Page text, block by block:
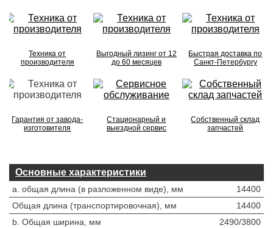
Техника от
производителя
Выгодный лизинг от 12
до 60 месяцев
Быстрая доставка по
Санкт-Петербургу
Гарантия от завода-
изготовителя
Стационарный и
выездной сервис
Собственный склад
запчастей
Основные характеристики
a. общая длина (в разложенном виде), мм
14400
Общая длина (транспортировочная), мм
14400
b. Общая ширина, мм
2490/3800